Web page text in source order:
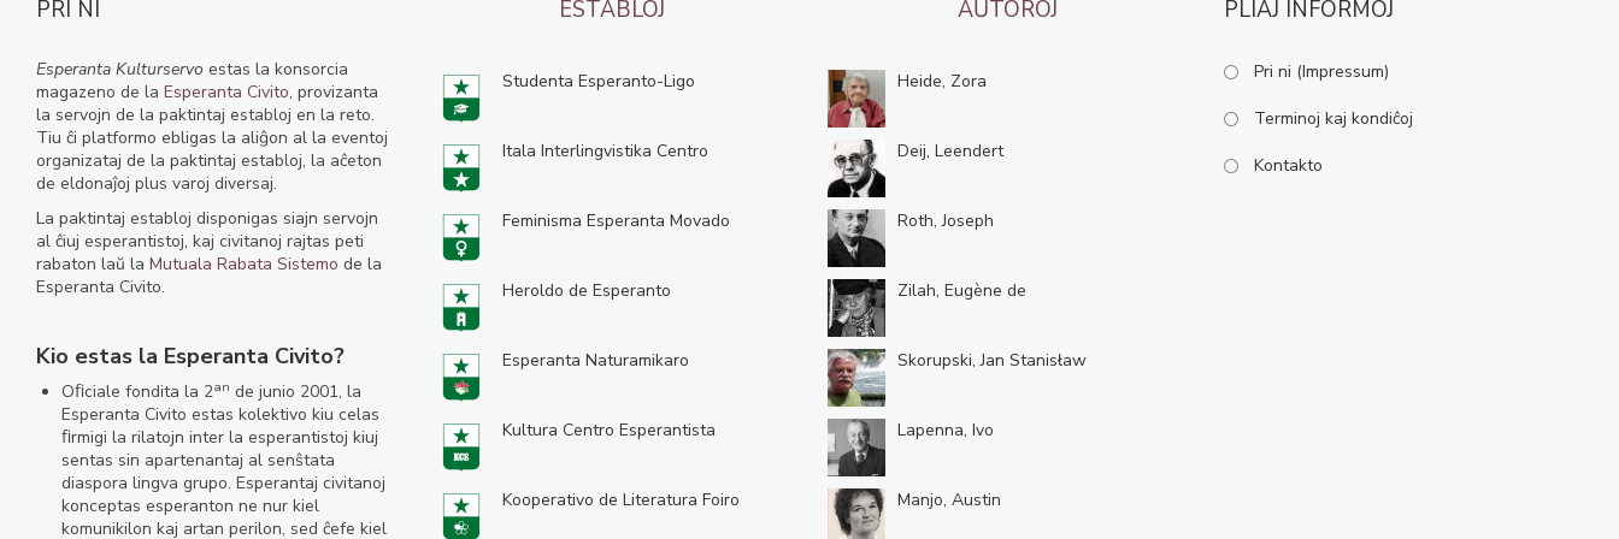
PRI NI
Esperanta Kulturservo estas la konsorcia
magazeno de la Esperanta Civito, provizanta
la servojn de la paktintaj establoj en la reto.
Tiu ĉi platformo ebligas la aliĝon al la eventoj
organizataj de la paktintaj establoj, la aĉeton
de eldonaĵoj plus varoj diversaj.
La paktintaj establoj disponigas siajn servojn
al ĉiuj esperantistoj, kaj civitanoj rajtas peti
rabaton laŭ la Mutuala Rabata Sistemo de la
Esperanta Civito.
Kio estas la Esperanta Civito?
Oﬁciale fondita la 2an de junio 2001, la
Esperanta Civito estas kolektivo kiu celas
ﬁrmigi la rilatojn inter la esperantistoj kiuj
sentas sin apartenantaj al senŝtata
diaspora lingva grupo. Esperantaj civitanoj
konceptas esperanton ne nur kiel
komunikilon kaj artan perilon, sed ĉefe kiel
ESTABLOJ
Studenta Esperanto-Ligo
Itala Interlingvistika Centro
Feminisma Esperanta Movado
Heroldo de Esperanto
Esperanta Naturamikaro
Kultura Centro Esperantista
Kooperativo de Literatura Foiro
AŬTOROJ
Heide, Zora
Deij, Leendert
Roth, Joseph
Zilah, Eugène de
Skorupski, Jan Stanisław
Lapenna, Ivo
Manjo, Austin
PLIAJ INFORMOJ
Pri ni (Impressum)
Terminoj kaj kondiĉoj
Kontakto